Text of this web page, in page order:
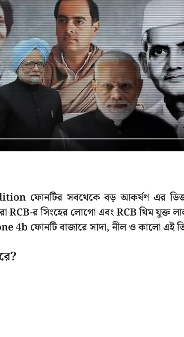
ফোনটির সবথেকে বড় আকর্ষণ এর
RCB-র সিংহের লোগো এবং RCB থিম যুক্ত
4b ফোনটি বাজারে সাদা, নীল ও কালো এই